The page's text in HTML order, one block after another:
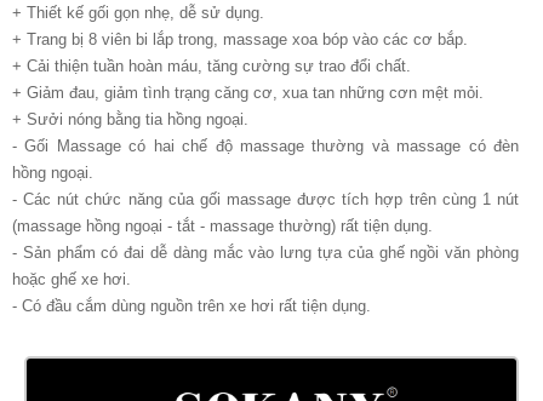
+ Thiết kế gối gọn nhẹ, dễ sử dụng.
+ Trang bị 8 viên bi lắp trong, massage xoa bóp vào các cơ bắp.
+ Cải thiện tuần hoàn máu, tăng cường sự trao đổi chất.
+ Giảm đau, giảm tình trạng căng cơ, xua tan những cơn mệt mỏi.
+ Sưởi nóng bằng tia hồng ngoại.
- Gối Massage có hai chế độ massage thường và massage có đèn
hồng ngoại.
- Các nút chức năng của gối massage được tích hợp trên cùng 1 nút
(massage hồng ngoại - tắt - massage thường) rất tiện dụng.
- Sản phẩm có đai dễ dàng mắc vào lưng tựa của ghế ngồi văn phòng
hoặc ghế xe hơi.
- Có đầu cắm dùng nguồn trên xe hơi rất tiện dụng.